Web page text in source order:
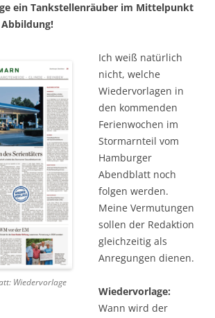
ein Tankstellenräuber im Mittelpunkt
Wiedervorlage
Ich weiß natürlich
nicht, welche
Wiedervorlagen in
den kommenden
Ferienwochen im
Stormarnteil vom
Hamburger
Abendblatt noch
folgen werden.
Meine Vermutungen
sollen der Redaktion
gleichzeitig als
Anregungen dienen.
Wiedervorlage:
Wann wird der